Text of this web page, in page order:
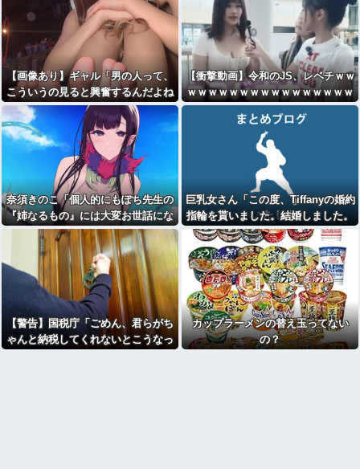
【画像あり】ギャル「男の人って、
こういうの見ると興奮するんだよね
笑
」ﾊﾟｼｬ
【衝撃動画】令和のJS、レベチｗｗ
ｗｗｗｗｗｗｗｗｗｗｗｗｗｗｗｗ
ｗｗｗｗｗｗｗｗｗｗｗｗ
奈須きのこ「個人的にもぽち先生の
『姉なるもの』には大変お世話にな
っていますので」
巨乳女さん「この度、Tiffanyの婚約
指輪を貰いました。結婚しました。
弱男息してる？？」
【警告】国税庁「ごめん、君らがち
ゃんと納税してくれないとこうなっ
カップラーメンの替え玉ってない
の？